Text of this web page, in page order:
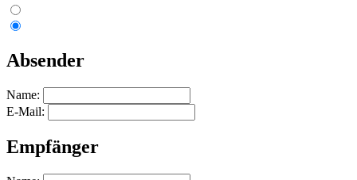
Absender
Name:
E-Mail:
Empfänger